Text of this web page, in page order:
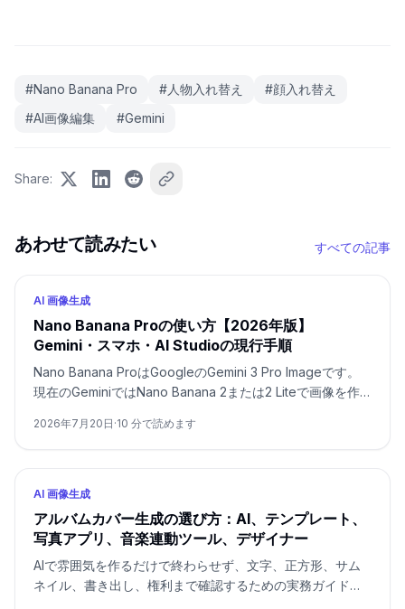
#Nano Banana Pro #人物入れ替え #顔入れ替え
#AI画像編集 #Gemini
Share:
あわせて読みたい すべての記事
AI 画像生成
Nano Banana Proの使い方【2026年版】
Gemini・スマホ・AI Studioの現行手順
Nano Banana ProはGoogleのGemini 3 Pro Imageです。
現在のGeminiではNano Banana 2または2 Liteで画像を作
ルを直接指定する入口はAI Studio/APIです。
2026年7月20日 ·10 分で読めます
AI 画像生成
アルバムカバー生成の選び方：AI、テンプレート、
写真アプリ、音楽連動ツール、デザイナー
AIで雰囲気を作るだけで終わらせず、文字、正方形、サム
ネイル、書き出し、権利まで確認するための実務ガイドで